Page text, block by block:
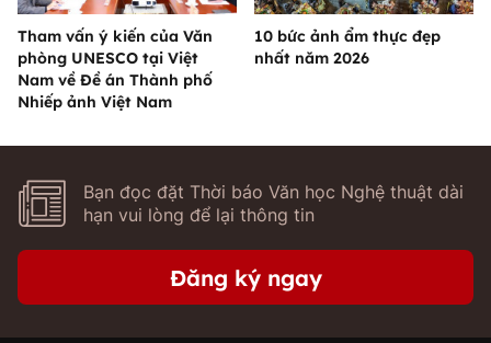
Tham vấn ý kiến của Văn
phòng UNESCO tại Việt
Nam về Đề án Thành phố
Nhiếp ảnh Việt Nam
10 bức ảnh ẩm thực đẹp
nhất năm 2026
Bạn đọc đặt Thời báo Văn học Nghệ thuật dài
hạn vui lòng để lại thông tin
Đăng ký ngay